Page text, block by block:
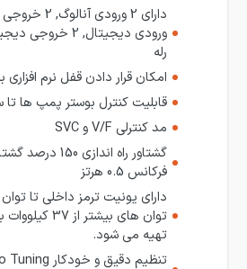
رله
امکان قرار دادن قفل نرم افزاری
قابلیت کنترل بوستر پمپ ها تا
مد کنترلی V/F و SVC
گشتاور راه اندازی
فرکانس 0.5 هرتز
توان های بیشتر
تهیه می شود.